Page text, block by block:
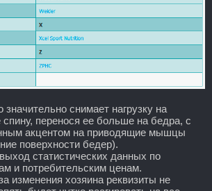
снимает нагрузку на
перенося ее больше на бедра, с
акцентом на приводящие мышцы
поверхности бедер).
статистических данных по
и потребительским ценам.
изменения хозяина реквизиты не